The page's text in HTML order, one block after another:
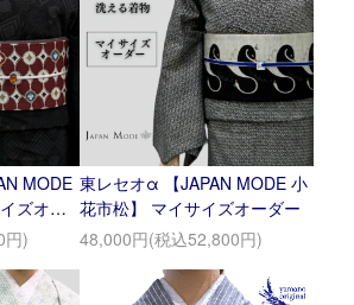
MODE
ズオー
円)
東レセオα 【JAPAN MODE 小
花市松】 マイサイズオーダー
48,000円(税込52,800円)